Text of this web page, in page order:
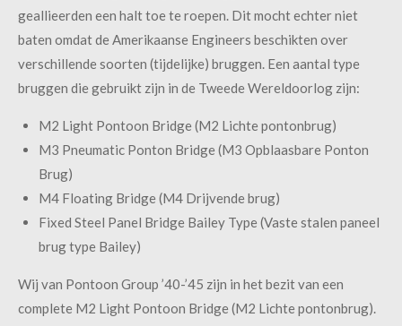
geallieerden een halt toe te roepen. Dit mocht echter niet
baten omdat de Amerikaanse Engineers beschikten over
verschillende soorten (tijdelijke) bruggen. Een aantal type
bruggen die gebruikt zijn in de Tweede Wereldoorlog zijn:
M2 Light Pontoon Bridge (M2 Lichte pontonbrug)
M3 Pneumatic Ponton Bridge (M3 Opblaasbare Ponton
Brug)
M4 Floating Bridge (M4 Drijvende brug)
Fixed Steel Panel Bridge Bailey Type (Vaste stalen paneel
brug type Bailey)
Wij van Pontoon Group ’40-’45 zijn in het bezit van een
complete M2 Light Pontoon Bridge (M2 Lichte pontonbrug).